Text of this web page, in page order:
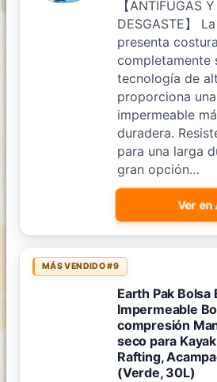
【ANTIFUGAS
DESGASTE】
presenta
completamente
tecnología de
proporciona
impermeable
duradera.
para una larga
gran opción…
Ver en
MÁS VENDIDO #9
Earth Pak Bolsa
Impermeable
compresión
seco para
Rafting,
(Verde, 30L)